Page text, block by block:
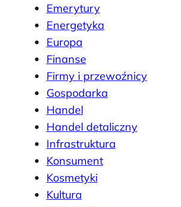
Emerytury
Energetyka
Europa
Finanse
Firmy i przewoźnicy
Gospodarka
Handel
Handel detaliczny
Infrastruktura
Konsument
Kosmetyki
Kultura